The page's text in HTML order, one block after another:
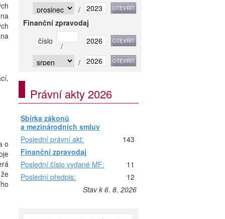
o
/
Finanční zpravodaj
číslo
/
/
Právní akty 2026
Sbírka zákonů
a mezinárodních smluv
Poslední právní akt:
143
Finanční zpravodaj
Poslední číslo vydané MF:
11
Poslední předpis:
12
Stav k 6. 8. 2026